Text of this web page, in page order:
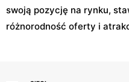
swoją pozycję na rynku,
różnorodność oferty i